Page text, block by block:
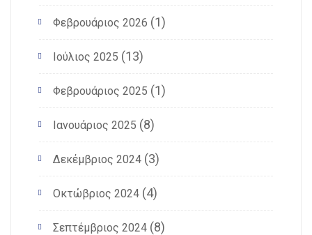
Φεβρουάριος 2026 (1)
Ιούλιος 2025 (13)
Φεβρουάριος 2025 (1)
Ιανουάριος 2025 (8)
Δεκέμβριος 2024 (3)
Οκτώβριος 2024 (4)
Σεπτέμβριος 2024 (8)